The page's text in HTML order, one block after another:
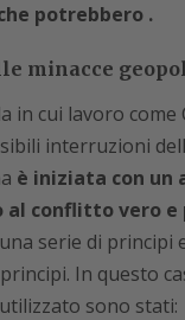
potrebbero .
minacce
in cui lavoro come
interruzioni
è iniziata con un
conflitto vero e
serie di principi
In questo
sono stati: